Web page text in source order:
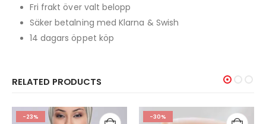
Fri frakt över valt belopp
Säker betalning med Klarna & Swish
14 dagars öppet köp
RELATED PRODUCTS
-23% -30%